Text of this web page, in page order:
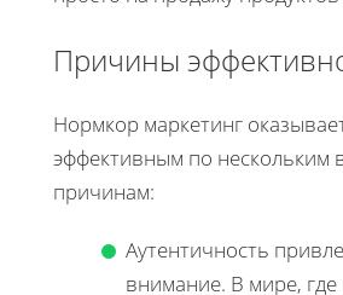
Причины
Нормкор маркетинг
эффективным по нескольким
причинам:
Аутентичность
внимание. В мире, где